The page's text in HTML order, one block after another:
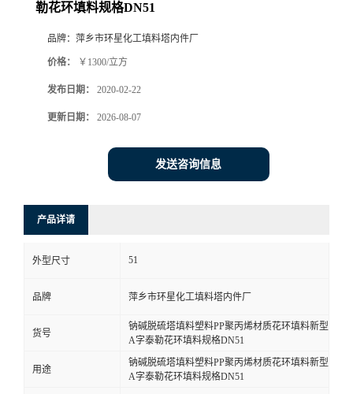
勒花环填料规格DN51
品牌： 萍乡市环星化工填料塔内件厂
价格： ￥1300/立方
发布日期： 2020-02-22
更新日期： 2026-08-07
发送咨询信息
产品详请
外型尺寸 51
品牌 萍乡市环星化工填料塔内件厂
货号
钠碱脱硫塔填料塑料PP聚丙烯材质花环填料新型
A字泰勒花环填料规格DN51
用途
钠碱脱硫塔填料塑料PP聚丙烯材质花环填料新型
A字泰勒花环填料规格DN51